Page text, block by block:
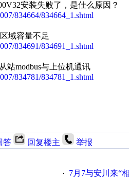
安装失败了，是仕么原因？
834664/834664_1.shtml
域容量不足
834691/834691_1.shtml
站modbus与上位机通讯
834781/834781_1.shtml
答 回复楼主 举报
· 7月7与安川来“